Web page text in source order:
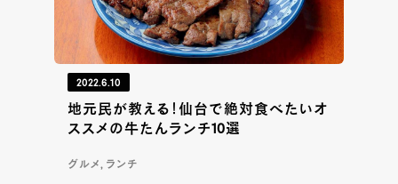
2022.6.10
地元民が教える！仙台で絶対食べたいオ
ススメの牛たんランチ10選
グルメ, ランチ